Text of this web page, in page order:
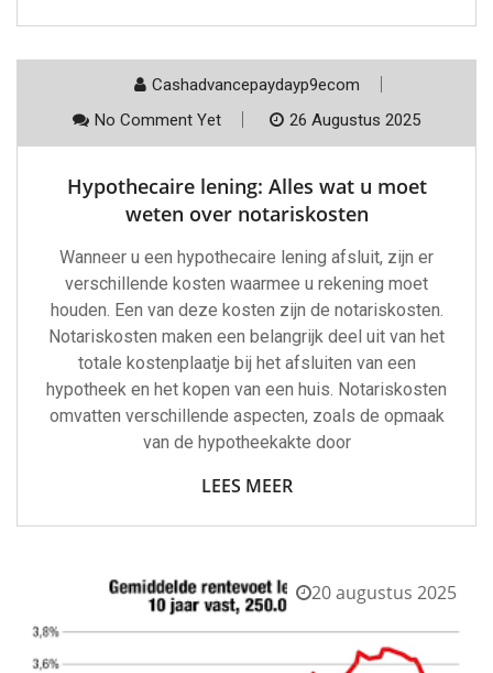
Cashadvancepaydayp9ecom
No Comment Yet
26 Augustus 2025
Hypothecaire lening: Alles wat u moet
weten over notariskosten
Wanneer u een hypothecaire lening afsluit, zijn er
verschillende kosten waarmee u rekening moet
houden. Een van deze kosten zijn de notariskosten.
Notariskosten maken een belangrijk deel uit van het
totale kostenplaatje bij het afsluiten van een
hypotheek en het kopen van een huis. Notariskosten
omvatten verschillende aspecten, zoals de opmaak
van de hypotheekakte door
LEES MEER
20 augustus 2025